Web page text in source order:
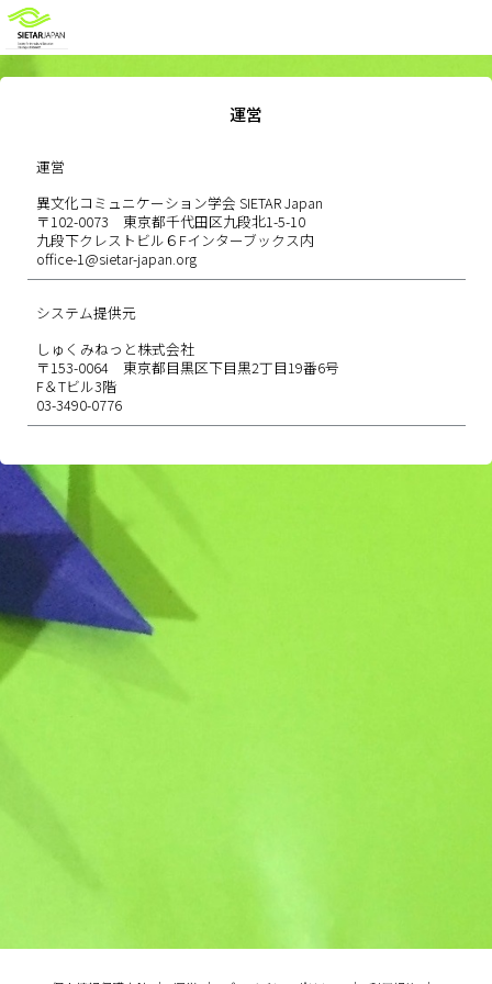
運営
運営
異文化コミュニケーション学会 SIETAR Japan
〒102-0073 東京都千代田区九段北1-5-10
九段下クレストビル６Fインターブックス内
office-1@sietar-japan.org
システム提供元
しゅくみねっと株式会社
〒153-0064 東京都目黒区下目黒2丁目19番6号
F＆Tビル3階
03-3490-0776